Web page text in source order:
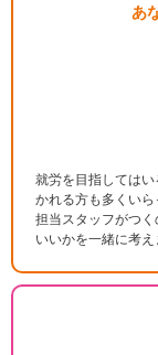
あ
就労を目指しては
かれる方も多くいら
担当スタッフがつ
いいかを一緒に考